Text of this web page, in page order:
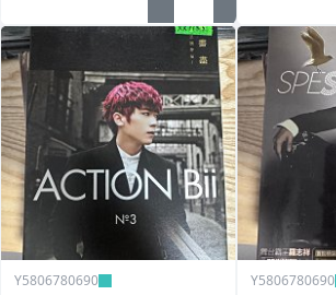
Y5806780690 Y5806780690